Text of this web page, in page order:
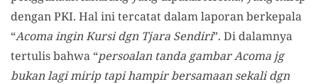
dengan PKI. Hal ini tercatat dalam laporan berkepala
“Acoma ingin Kursi dgn Tjara Sendiri”. Di dalamnya
tertulis bahwa “persoalan tanda gambar Acoma jg
bukan lagi mirip tapi hampir bersamaan sekali dgn